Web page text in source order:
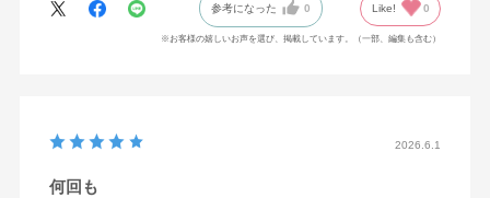
参考になった 0 Like! 0
※お客様の嬉しいお声を選び、掲載しています。（一部、編集も含む）
2026.6.1
何回も